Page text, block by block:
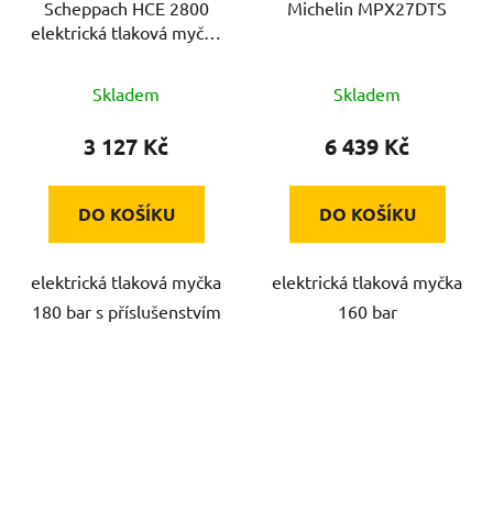
Scheppach HCE 2800
elektrická tlaková myčka
Skladem
3 127 Kč
DO KOŠÍKU
elektrická tlaková myčka
180 bar s příslušenstvím
Michelin MPX27DTS
Skladem
6 439 Kč
DO KOŠÍKU
elektrická tlaková myčka
160 bar